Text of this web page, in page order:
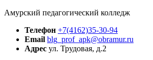
Амурский педагогический колледж
Телефон +7(4162)35-30-94
Email blg_prof_apk@obramur.ru
Адрес ул. Трудовая, д.2